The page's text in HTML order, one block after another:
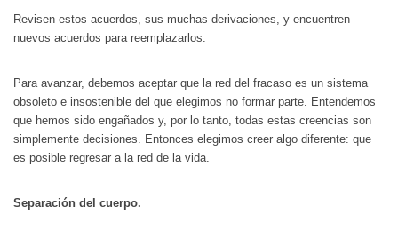
Revisen estos acuerdos, sus muchas derivaciones, y encuentren
nuevos acuerdos para reemplazarlos.
Para avanzar, debemos aceptar que la red del fracaso es un sistema
obsoleto e insostenible del que elegimos no formar parte. Entendemos
que hemos sido engañados y, por lo tanto, todas estas creencias son
simplemente decisiones. Entonces elegimos creer algo diferente: que
es posible regresar a la red de la vida.
Separación del cuerpo.